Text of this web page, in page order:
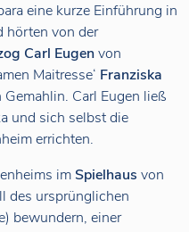
eine kurze Einführung in
hörten von der
Carl Eugenvon
Maitresse‘ Franziska
Gemahlin. Carl Eugen ließ
und sich selbst die
errichten.
imSpielhaus von
des ursprünglichen
bewundern, einer